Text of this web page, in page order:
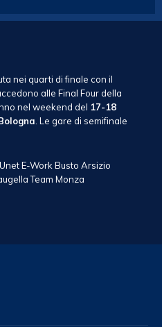
nei quarti di finale con il
alle Final Four della
nel weekend del 17-18
. Le gare di semifinale
E-Work Busto Arsizio
Team Monza